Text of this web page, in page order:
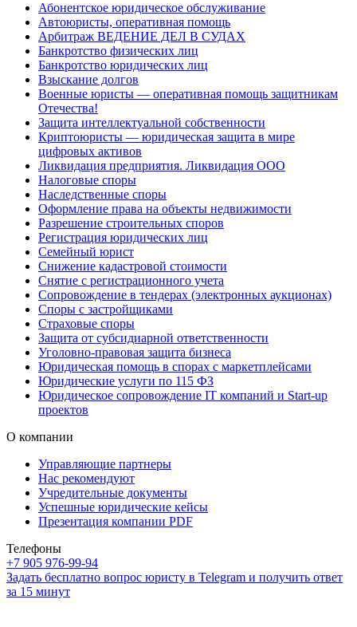
Абонентское юридическое обслуживание
Автоюристы, оперативная помощь
Арбитраж ВЕДЕНИЕ ДЕЛ В СУДАХ
Банкротство физических лиц
Банкротство юридических лиц
Взыскание долгов
Военные юристы — оперативная помощь защитникам
Отечества!
Защита интеллектуальной собственности
Криптоюристы — юридическая защита в мире
цифровых активов
Ликвидация предприятия. Ликвидация ООО
Налоговые споры
Наследственные споры
Оформление права на объекты недвижимости
Разрешение строительных споров
Регистрация юридических лиц
Семейный юрист
Снижение кадастровой стоимости
Снятие с регистрационного учета
Сопровождение в тендерах (электронных аукционах)
Споры с застройщиками
Страховые споры
Защита от субсидиарной ответственности
Уголовно-правовая защита бизнеса
Юридическая помощь в спорах с маркетплейсами
Юридические услуги по 115 ФЗ
Юридическое сопровождение IT компаний и Start-up
проектов
О компании
Управляющие партнеры
Нас рекомендуют
Учредительные документы
Успешные юридические кейсы
Презентация компании PDF
Телефоны
+7 905 976-99-94
Задать бесплатно вопрос юристу в Telegram и получить ответ
за 15 минут